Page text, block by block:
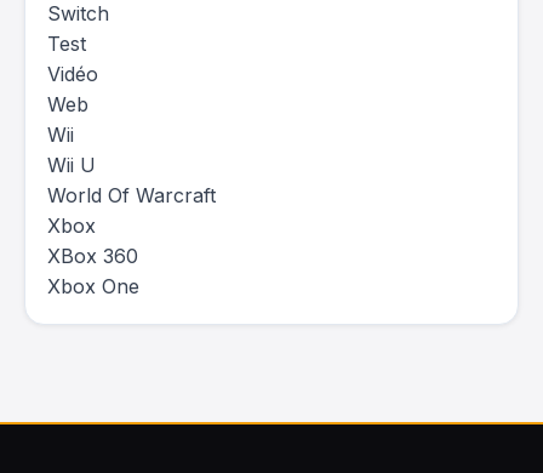
Switch
Test
Vidéo
Web
Wii
Wii U
World Of Warcraft
Xbox
XBox 360
Xbox One